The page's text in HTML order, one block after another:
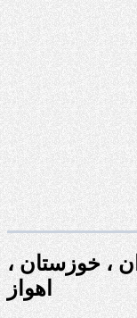
، خوزستان ،
اهواز